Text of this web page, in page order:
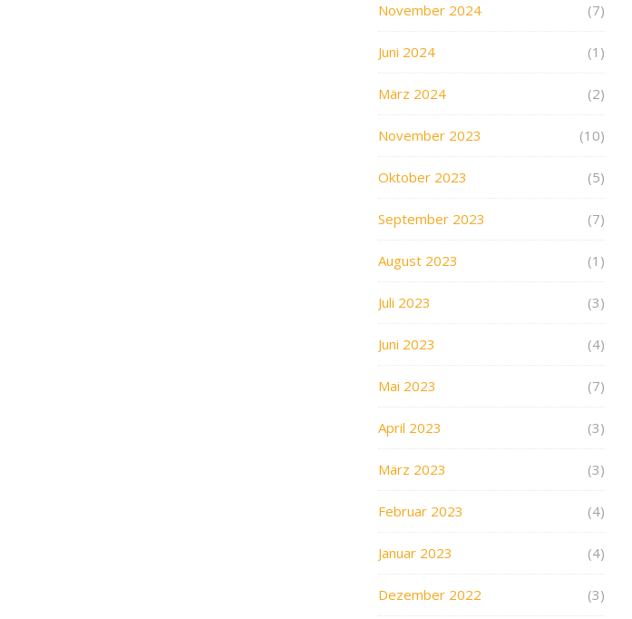
November 2024 (7)
Juni 2024 (1)
März 2024 (2)
November 2023 (10)
Oktober 2023 (5)
September 2023 (7)
August 2023 (1)
Juli 2023 (3)
Juni 2023 (4)
Mai 2023 (7)
April 2023 (3)
März 2023 (3)
Februar 2023 (4)
Januar 2023 (4)
Dezember 2022 (3)